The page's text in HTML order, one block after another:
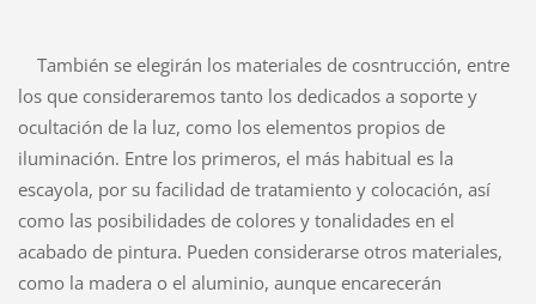
También se elegirán los materiales de cosntrucción, entre
los que consideraremos tanto los dedicados a soporte y
ocultación de la luz, como los elementos propios de
iluminación. Entre los primeros, el más habitual es la
escayola, por su facilidad de tratamiento y colocación, así
como las posibilidades de colores y tonalidades en el
acabado de pintura. Pueden considerarse otros materiales,
como la madera o el aluminio, aunque encarecerán